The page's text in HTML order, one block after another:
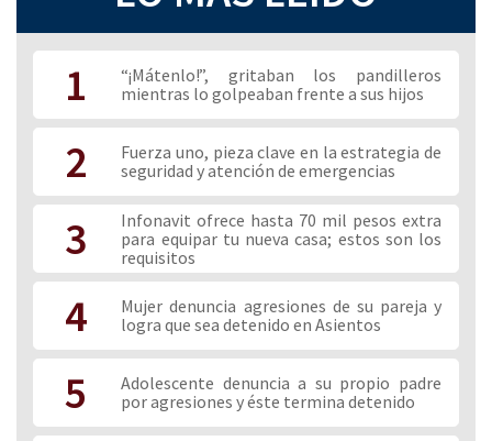
Se desplomó el helicóptero
de la policía estatal de Ags. y
murieron 5
Muere chofer de torton tras
infarto fulminante
Gallardo
1
“¡Mátenlo!”, gritaban los pandilleros
mientras lo golpeaban frente a sus hijos
2
Fuerza uno, pieza clave en la estrategia de
seguridad y atención de emergencias
3
Infonavit ofrece hasta 70 mil pesos extra
para equipar tu nueva casa; estos son los
requisitos
4
Mujer denuncia agresiones de su pareja y
logra que sea detenido en Asientos
5
Adolescente denuncia a su propio padre
por agresiones y éste termina detenido